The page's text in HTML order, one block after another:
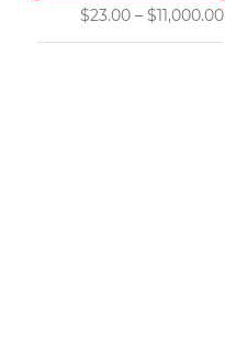
$23.00 – $11,000.00